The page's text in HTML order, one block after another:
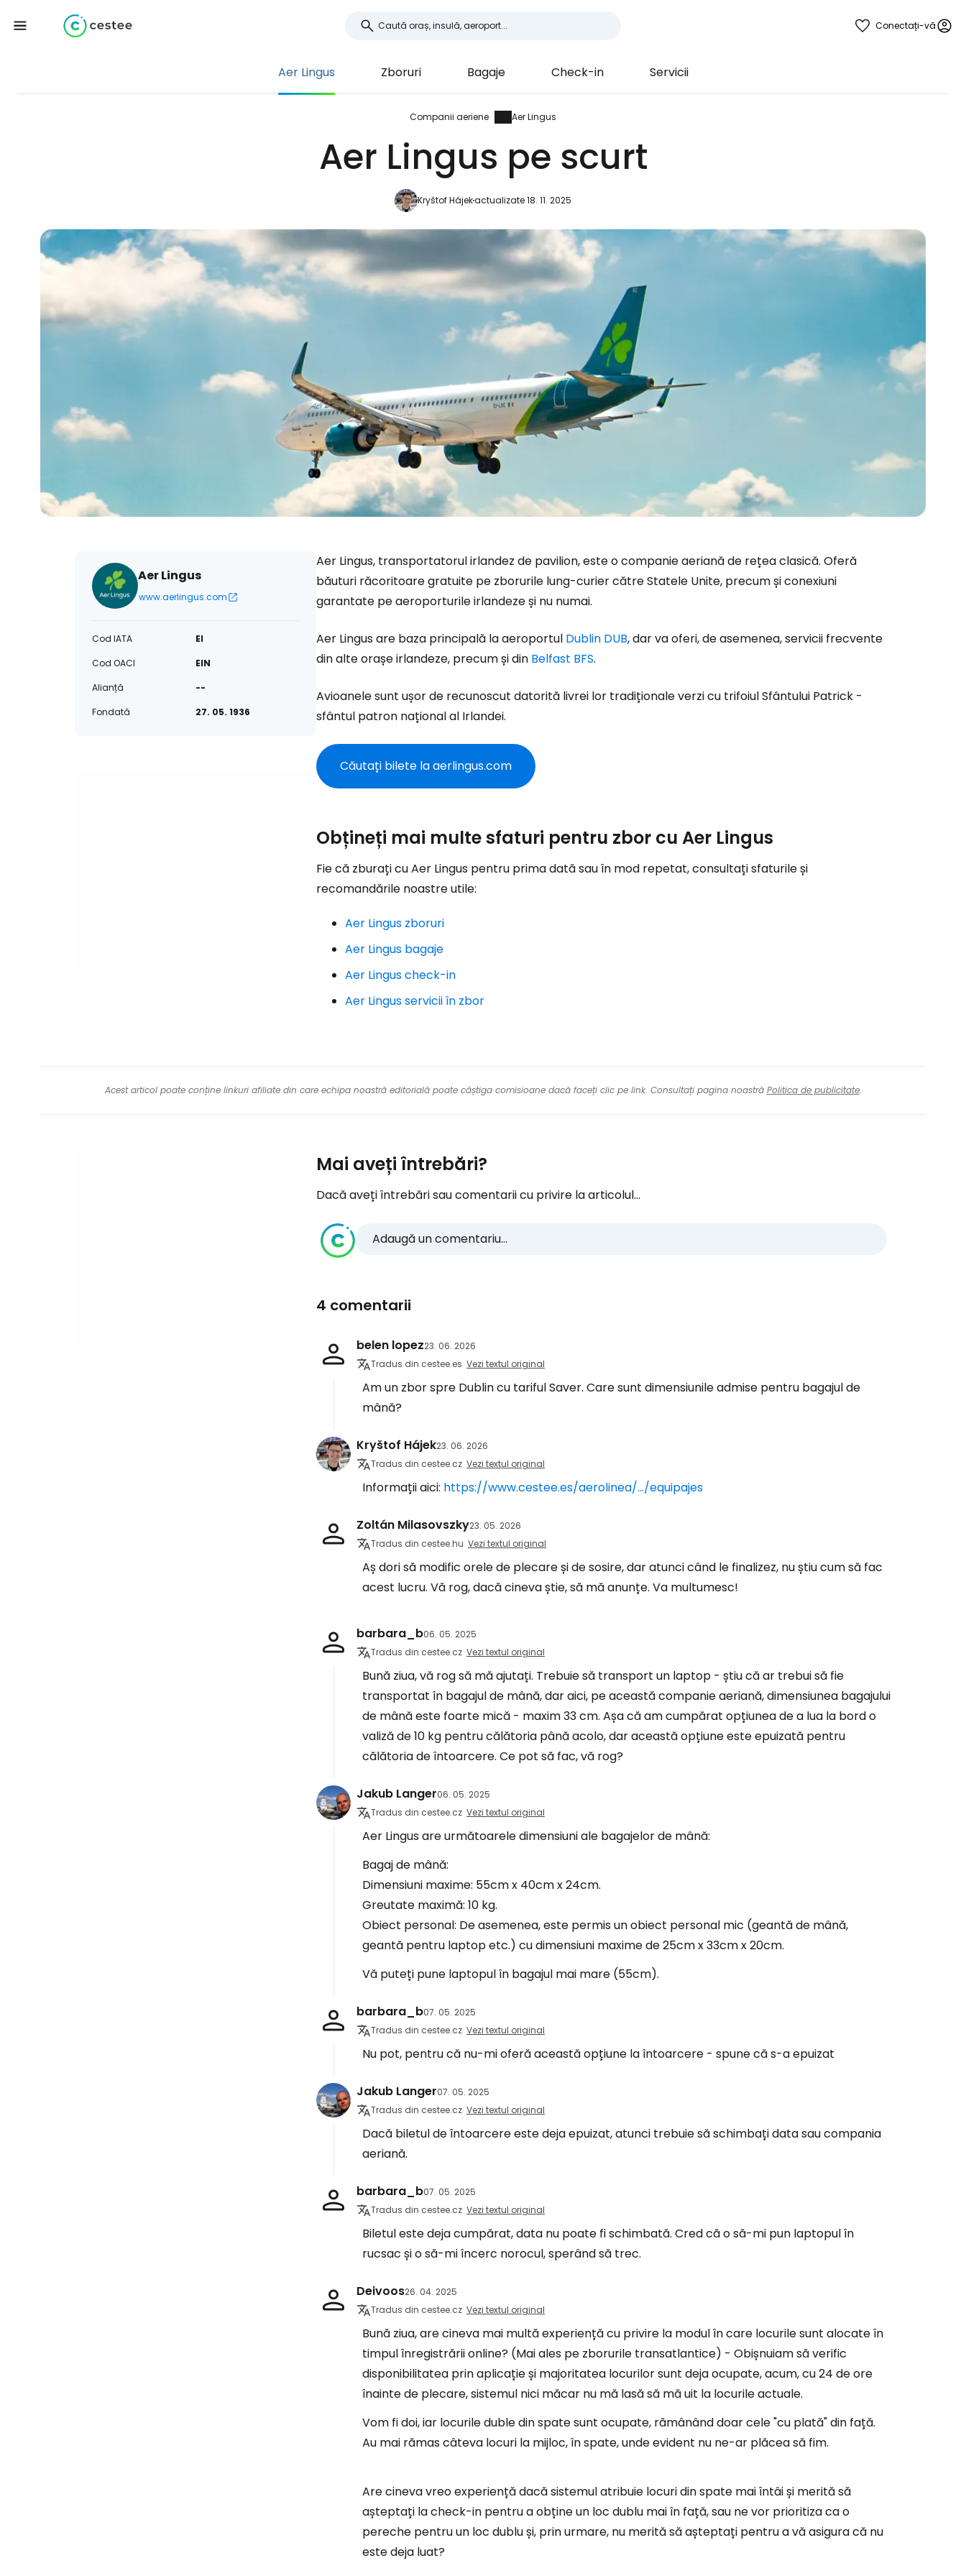
Conectați-vă
Aer Lingus Zboruri Bagaje Check-in Servicii
Companii aeriene Aer Lingus
Aer Lingus pe scurt
Kryštof Hájekactualizate 18. 11. 2025
Aer Lingus
www.aerlingus.com
Cod IATA
EI
Cod OACI
EIN
Alianță
--
Fondată
27. 05. 1936
Aer Lingus, transportatorul irlandez de pavilion, este o companie aeriană de rețea clasică. Oferă
băuturi răcoritoare gratuite pe zborurile lung-curier către Statele Unite, precum și conexiuni
garantate pe aeroporturile irlandeze și nu numai.
Aer Lingus are baza principală la aeroportul Dublin DUB, dar va oferi, de asemenea, servicii frecvente
din alte orașe irlandeze, precum și din Belfast BFS.
Avioanele sunt ușor de recunoscut datorită livrei lor tradiționale verzi cu trifoiul Sfântului Patrick -
sfântul patron național al Irlandei.
Căutați bilete la aerlingus.com
Obțineți mai multe sfaturi pentru zbor cu Aer Lingus
Fie că zburați cu Aer Lingus pentru prima dată sau în mod repetat, consultați sfaturile și
recomandările noastre utile:
Aer Lingus zboruri
Aer Lingus bagaje
Aer Lingus check-in
Aer Lingus servicii în zbor
Acest articol poate conține linkuri afiliate din care echipa noastră editorială poate câștiga comisioane dacă faceți clic pe link. Consultați pagina noastră Politica de publicitate.
Mai aveți întrebări?
Dacă aveți întrebări sau comentarii cu privire la articolul...
Adaugă un comentariu...
4 comentarii
belen lopez23. 06. 2026
Tradus din cestee.es Vezi textul original
Am un zbor spre Dublin cu tariful Saver. Care sunt dimensiunile admise pentru bagajul de
mână?
Kryštof Hájek23. 06. 2026
Tradus din cestee.cz Vezi textul original
Informații aici: https://www.cestee.es/aerolinea/.../equipajes
Zoltán Milasovszky23. 05. 2026
Tradus din cestee.hu Vezi textul original
Aș dori să modific orele de plecare și de sosire, dar atunci când le finalizez, nu știu cum să fac
acest lucru. Vă rog, dacă cineva știe, să mă anunțe. Va multumesc!
barbara_b06. 05. 2025
Tradus din cestee.cz Vezi textul original
Bună ziua, vă rog să mă ajutați. Trebuie să transport un laptop - știu că ar trebui să fie
transportat în bagajul de mână, dar aici, pe această companie aeriană, dimensiunea bagajului
de mână este foarte mică - maxim 33 cm. Așa că am cumpărat opțiunea de a lua la bord o
valiză de 10 kg pentru călătoria până acolo, dar această opțiune este epuizată pentru
călătoria de întoarcere. Ce pot să fac, vă rog?
Jakub Langer06. 05. 2025
Tradus din cestee.cz Vezi textul original
Aer Lingus are următoarele dimensiuni ale bagajelor de mână:
Bagaj de mână:
Dimensiuni maxime: 55cm x 40cm x 24cm.
Greutate maximă: 10 kg.
Obiect personal: De asemenea, este permis un obiect personal mic (geantă de mână,
geantă pentru laptop etc.) cu dimensiuni maxime de 25cm x 33cm x 20cm.
Vă puteți pune laptopul în bagajul mai mare (55cm).
barbara_b07. 05. 2025
Tradus din cestee.cz Vezi textul original
Nu pot, pentru că nu-mi oferă această opțiune la întoarcere - spune că s-a epuizat
Jakub Langer07. 05. 2025
Tradus din cestee.cz Vezi textul original
Dacă biletul de întoarcere este deja epuizat, atunci trebuie să schimbați data sau compania
aeriană.
barbara_b07. 05. 2025
Tradus din cestee.cz Vezi textul original
Biletul este deja cumpărat, data nu poate fi schimbată. Cred că o să-mi pun laptopul în
rucsac și o să-mi încerc norocul, sperând să trec.
Deivoos26. 04. 2025
Tradus din cestee.cz Vezi textul original
Bună ziua, are cineva mai multă experiență cu privire la modul în care locurile sunt alocate în
timpul înregistrării online? (Mai ales pe zborurile transatlantice) - Obișnuiam să verific
disponibilitatea prin aplicație și majoritatea locurilor sunt deja ocupate, acum, cu 24 de ore
înainte de plecare, sistemul nici măcar nu mă lasă să mă uit la locurile actuale.
Vom fi doi, iar locurile duble din spate sunt ocupate, rămânând doar cele "cu plată" din față.
Au mai rămas câteva locuri la mijloc, în spate, unde evident nu ne-ar plăcea să fim.
Are cineva vreo experiență dacă sistemul atribuie locuri din spate mai întâi și merită să
așteptați la check-in pentru a obține un loc dublu mai în față, sau ne vor prioritiza ca o
pereche pentru un loc dublu și, prin urmare, nu merită să așteptați pentru a vă asigura că nu
este deja luat?
Conectați-vă la Cestee